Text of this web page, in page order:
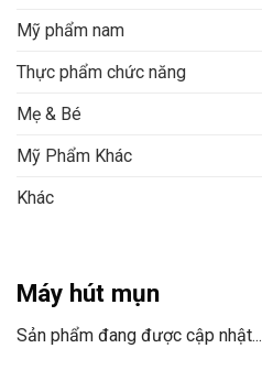
Mỹ phẩm nam
Thực phẩm chức năng
Mẹ & Bé
Mỹ Phẩm Khác
Khác
Máy hút mụn
Sản phẩm đang được cập nhật...